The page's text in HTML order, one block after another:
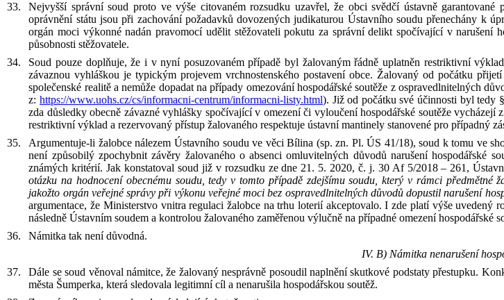
Nejvyšší správní soudproto ve výše citovaném rozsudku uzavřel, že obci svědčí ústavně garantované
oprávnění státu jsou při zachování požadavků dovozených judikaturou Ústavního soudu přenechány k
orgán moci výkonné nadán pravomocí udělit stěžovateli pokutu za správní delikt spočívající v narušení
působnosti stěžovatele.
Soud pouze doplňuje, že i v nyní posuzovaném případě byl žalovaným řádně uplatněn restriktivní
závaznou vyhláškou je typickým projevemvrchnostenského postavení obce. Žalovanýod počátku
společenské realitě a nemůže dopadat na případy omezování hospodářské soutěže z ospravedlnitelných
z: https://www.uohs.cz/cs/informacni‑centrum/informacni‑listy.html). Již od počátku své účinnosti byl tedy §
zda důsledky obecně závazné vyhlášky spočívající v omezení či vyloučení hospodářské soutěže vycházejí z
restriktivní výklad a rezervovaný přístup žalovaného respektuje ústavní mantinely stanovené pro případný
Argumentuje-li žalobce nálezem Ústavního soudu ve věci Bílina (sp. zn. Pl. ÚS 41/18), soud k tomu ve
není způsobilý zpochybnit závěry žalovaného o absenci omluvitelných důvodů narušení hospodářské
známých kritérií. Jak konstatoval soud již v rozsudku ze dne 21. 5. 2020, č. j. 30 Af 5/2018 – 261,
otázku na hodnocení obecnému soudu, tedy v tomto případě zdejšímu soudu, který v rámci předmětné
jakožto orgán veřejné správy při výkonu veřejné moci bez ospravedlnitelných důvodů dopustil narušení
argumentace, že Ministerstvo vnitra regulaci žalobce na trhu loterií akceptovalo. I zde platí výše
následně Ústavním soudem a kontrolou žalovaného zaměřenou výlučně na případné omezení hospodářské
Námitka tak není důvodná.
IV. B) Námitka nenarušení
Dále se soud věnoval námitce, že žalovaný nesprávně posoudil naplnění skutkové podstaty přestupku.
města Šumperka, která sledovala legitimní cíl a nenarušila hospodářskou soutěž.